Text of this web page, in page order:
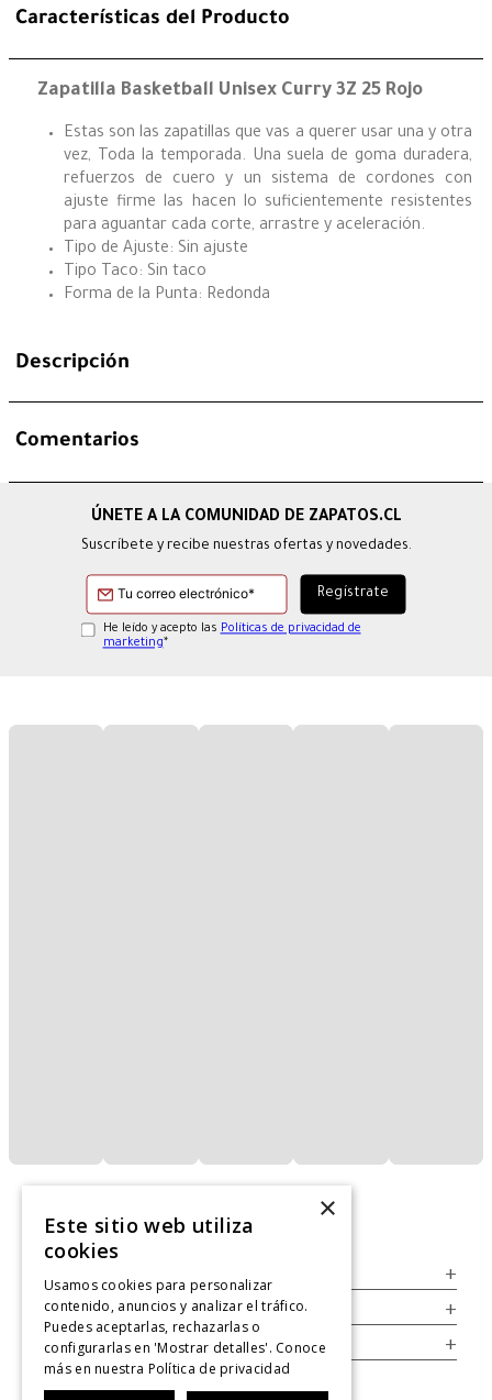
Características del Producto
Zapatilla Basketball Unisex Curry 3Z 25 Rojo
Estas son las zapatillas que vas a querer usar una y otra
vez, Toda la temporada. Una suela de goma duradera,
refuerzos de cuero y un sistema de cordones con
ajuste firme las hacen lo suficientemente resistentes
para aguantar cada corte, arrastre y aceleración.
Tipo de Ajuste: Sin ajuste
Tipo Taco: Sin taco
Forma de la Punta: Redonda
Descripción
Comentarios
Suscríbete y recibe nuestras ofertas y novedades.
He leído y acepto las Políticas de privacidad de
marketing*
+
Legal +
Cuenta +
×
Este sitio web utiliza
cookies
Usamos cookies para personalizar
contenido, anuncios y analizar el tráfico.
Puedes aceptarlas, rechazarlas o
configurarlas en 'Mostrar detalles'. Conoce
más en nuestra Política de privacidad